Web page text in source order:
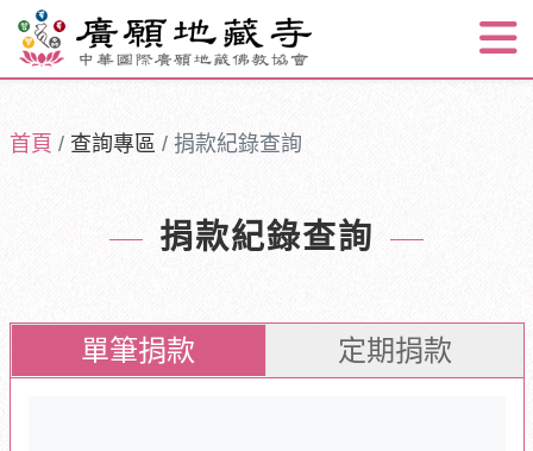
首頁 查詢專區 捐款紀錄查詢
捐款紀錄查詢
單筆捐款 定期捐款